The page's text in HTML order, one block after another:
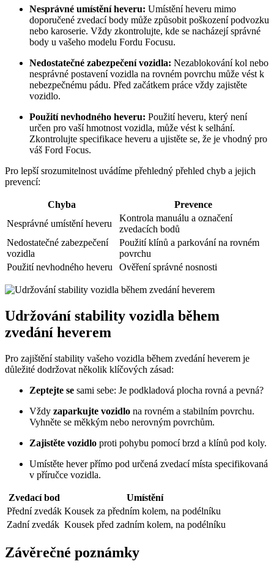
Nesprávné umístění heveru: Umístění heveru mimo
doporučené zvedací body může způsobit poškození podvozku
nebo karoserie. Vždy zkontrolujte, kde se nacházejí správné
body u vašeho modelu Fordu Focusu.
Nedostatečné zabezpečení vozidla: Nezablokování kol nebo
nesprávné postavení vozidla na rovném povrchu může vést k
nebezpečnému pádu. Před začátkem práce vždy zajistěte
vozidlo.
Použití nevhodného heveru: Použití heveru, který není
určen pro vaší hmotnost vozidla, může vést k selhání.
Zkontrolujte specifikace heveru a ujistěte se, že je vhodný pro
váš Ford Focus.
Pro lepší srozumitelnost uvádíme přehledný přehled chyb a jejich
prevencí:
Chyba
Prevence
Nesprávné umístění heveru
Kontrola manuálu a označení
zvedacích bodů
Nedostatečné zabezpečení
vozidla
Použití klínů a parkování na rovném
povrchu
Použití nevhodného heveru
Ověření správné nosnosti
Udržování stability vozidla během
zvedání heverem
Pro zajištění stability vašeho vozidla během zvedání heverem je
důležité dodržovat několik klíčových zásad:
Zeptejte se sami sebe: Je podkladová plocha rovná a pevná?
Vždy zaparkujte vozidlo na rovném a stabilním povrchu.
Vyhněte se měkkým nebo nerovným povrchům.
Zajistěte vozidlo proti pohybu pomocí brzd a klínů pod koly.
Umístěte hever přímo pod určená zvedací místa specifikovaná
v příručce vozidla.
Zvedací bod
Umístění
Přední zvedák Kousek za předním kolem, na podélníku
Zadní zvedák Kousek před zadním kolem, na podélníku
Závěrečné poznámky